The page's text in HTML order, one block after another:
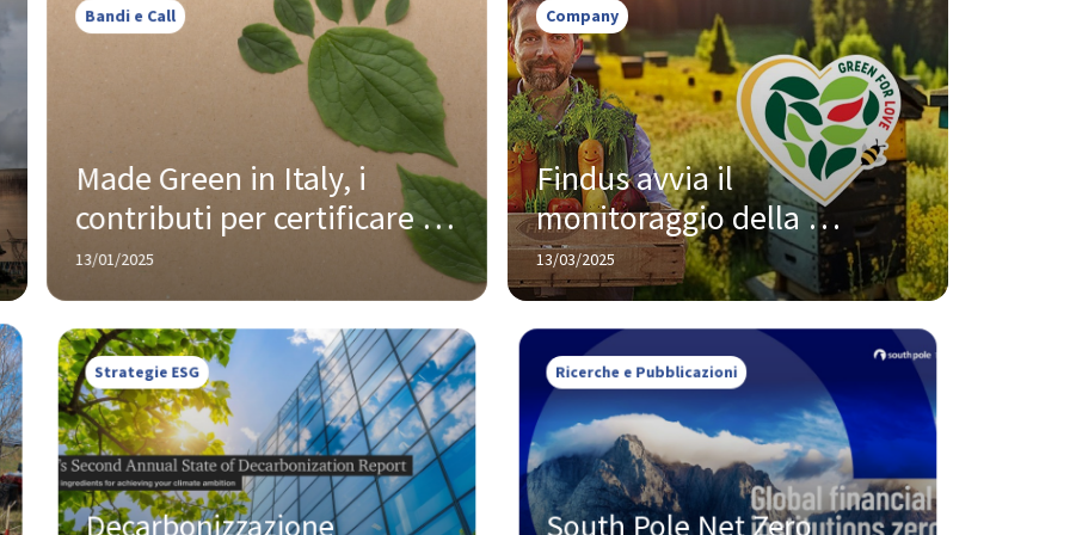
Bandi e Call
Made Green in Italy, i
contributi per certificare
l'eccellenza ambientale dei
prodotti italiani
13/01/2025
Company
Findus avvia il
monitoraggio della
biodiversità, un nuovo
approccio per
un’agricoltura più
responsabile e sostenibile
13/03/2025
Strategie ESG Ricerche e Pubblicazioni